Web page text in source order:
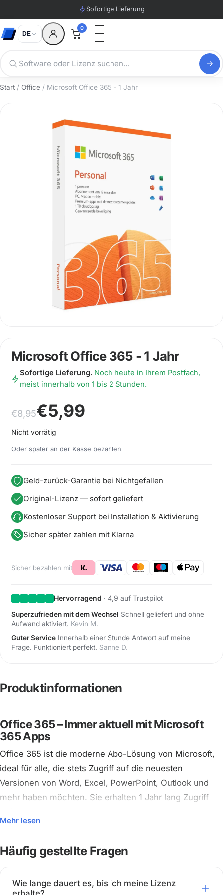
Sofortige Lieferung
DE
0
Start / Office / Microsoft Office 365 - 1 Jahr
Microsoft Office 365 - 1 Jahr
Sofortige Lieferung. Noch heute in Ihrem Postfach,
meist innerhalb von 1 bis 2 Stunden.
€8,95
Ursprünglicher Preis war: €8,95
€5,99
Aktueller Preis ist: €5,99.
Nicht vorrätig
Oder später an der Kasse bezahlen
Geld-zurück-Garantie bei Nichtgefallen
Original-Lizenz — sofort geliefert
Kostenloser Support bei Installation & Aktivierung
Sicher später zahlen mit Klarna
Sicher bezahlen mit
Hervorragend · 4,9 auf Trustpilot
Superzufrieden mit dem Wechsel Schnell geliefert und ohne
Aufwand aktiviert. Kevin M.
Guter Service Innerhalb einer Stunde Antwort auf meine
Frage. Funktioniert perfekt. Sanne D.
Produktinformationen
Office 365 – Immer aktuell mit Microsoft
365 Apps
Office 365 ist die moderne Abo-Lösung von Microsoft,
ideal für alle, die stets Zugriff auf die neuesten
Versionen von Word, Excel, PowerPoint, Outlook und
mehr haben möchten. Sie erhalten 1 Jahr lang Zugriff
OneDrive-Speicher und Nutzung auf mehreren Geräten
Microsoft 365-Konto – Sie erhalten von uns die
Anmeldedaten, um sich sofort einzuloggen.
Mehr lesen
Häufig gestellte Fragen
Wie lange dauert es, bis ich meine Lizenz